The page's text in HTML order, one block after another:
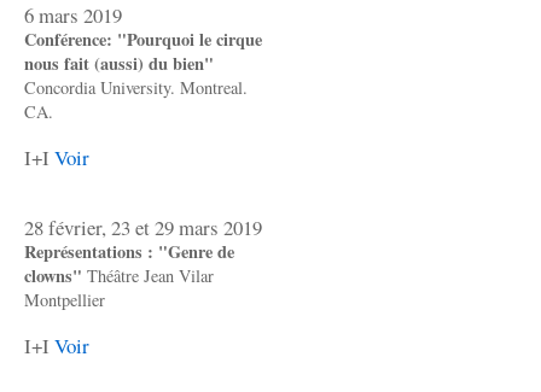
6 mars 2019
Conférence: "Pourquoi le cirque
nous fait (aussi) du bien"
Concordia University. Montreal.
CA.
I+I Voir
28 février, 23 et 29 mars 2019
Représentations : "Genre de
clowns" Théâtre Jean Vilar
Montpellier
I+I Voir